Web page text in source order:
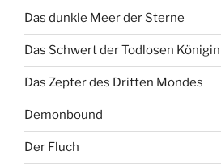
Das dunkle Meer der Sterne
Das Schwert der Todlosen Königin
Das Zepter des Dritten Mondes
Demonbound
Der Fluch